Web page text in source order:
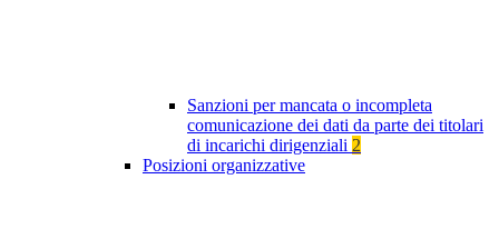
Sanzioni per mancata o incompleta
comunicazione dei dati da parte dei titolari
di incarichi dirigenziali 2
Posizioni organizzative